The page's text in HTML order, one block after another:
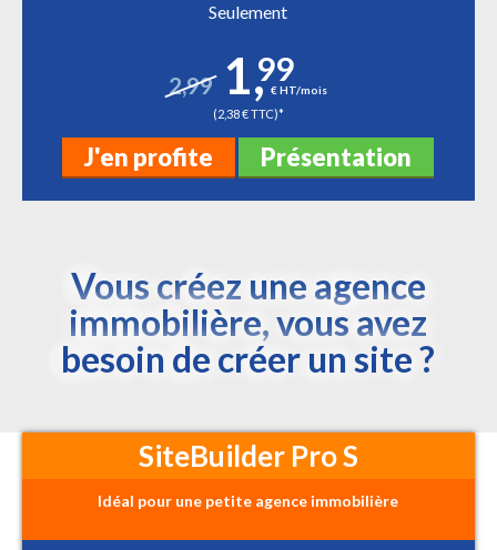
Seulement
2,99 1,99
€ HT/mois
(2,38 € TTC)*
J'en profite Présentation
Vous créez une agence
immobilière, vous avez
besoin de créer un site ?
SiteBuilder Pro S
Idéal pour une petite agence immobilière